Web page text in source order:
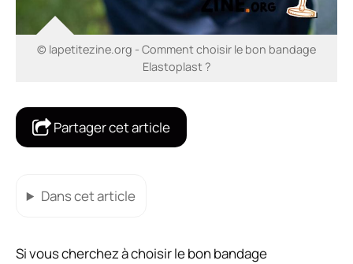
© lapetitezine.org - Comment choisir le bon bandage
Elastoplast ?
Partager cet article
Dans cet article
Si vous cherchez à choisir le bon bandage